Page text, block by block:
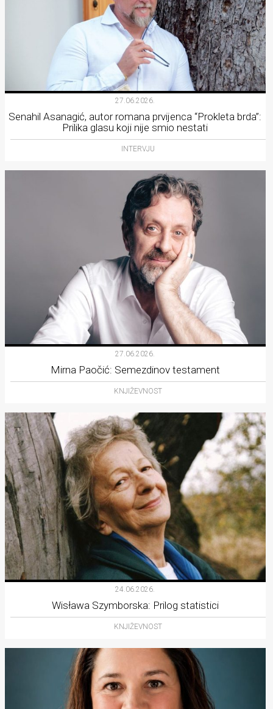
27.06.2026.
Senahil Asanagić, autor romana prvijenca “Prokleta brda”:
Prilika glasu koji nije smio nestati
INTERVJU
27.06.2026.
Mirna Paočić: Semezdinov testament
KNJIŽEVNOST
24.06.2026.
Wisława Szymborska: Prilog statistici
KNJIŽEVNOST